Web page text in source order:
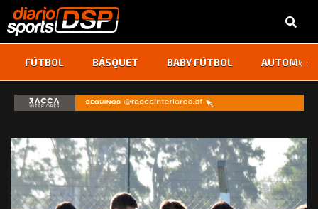
FÚTBOL BÁSQUET BABY FÚTBOL ‹ ›